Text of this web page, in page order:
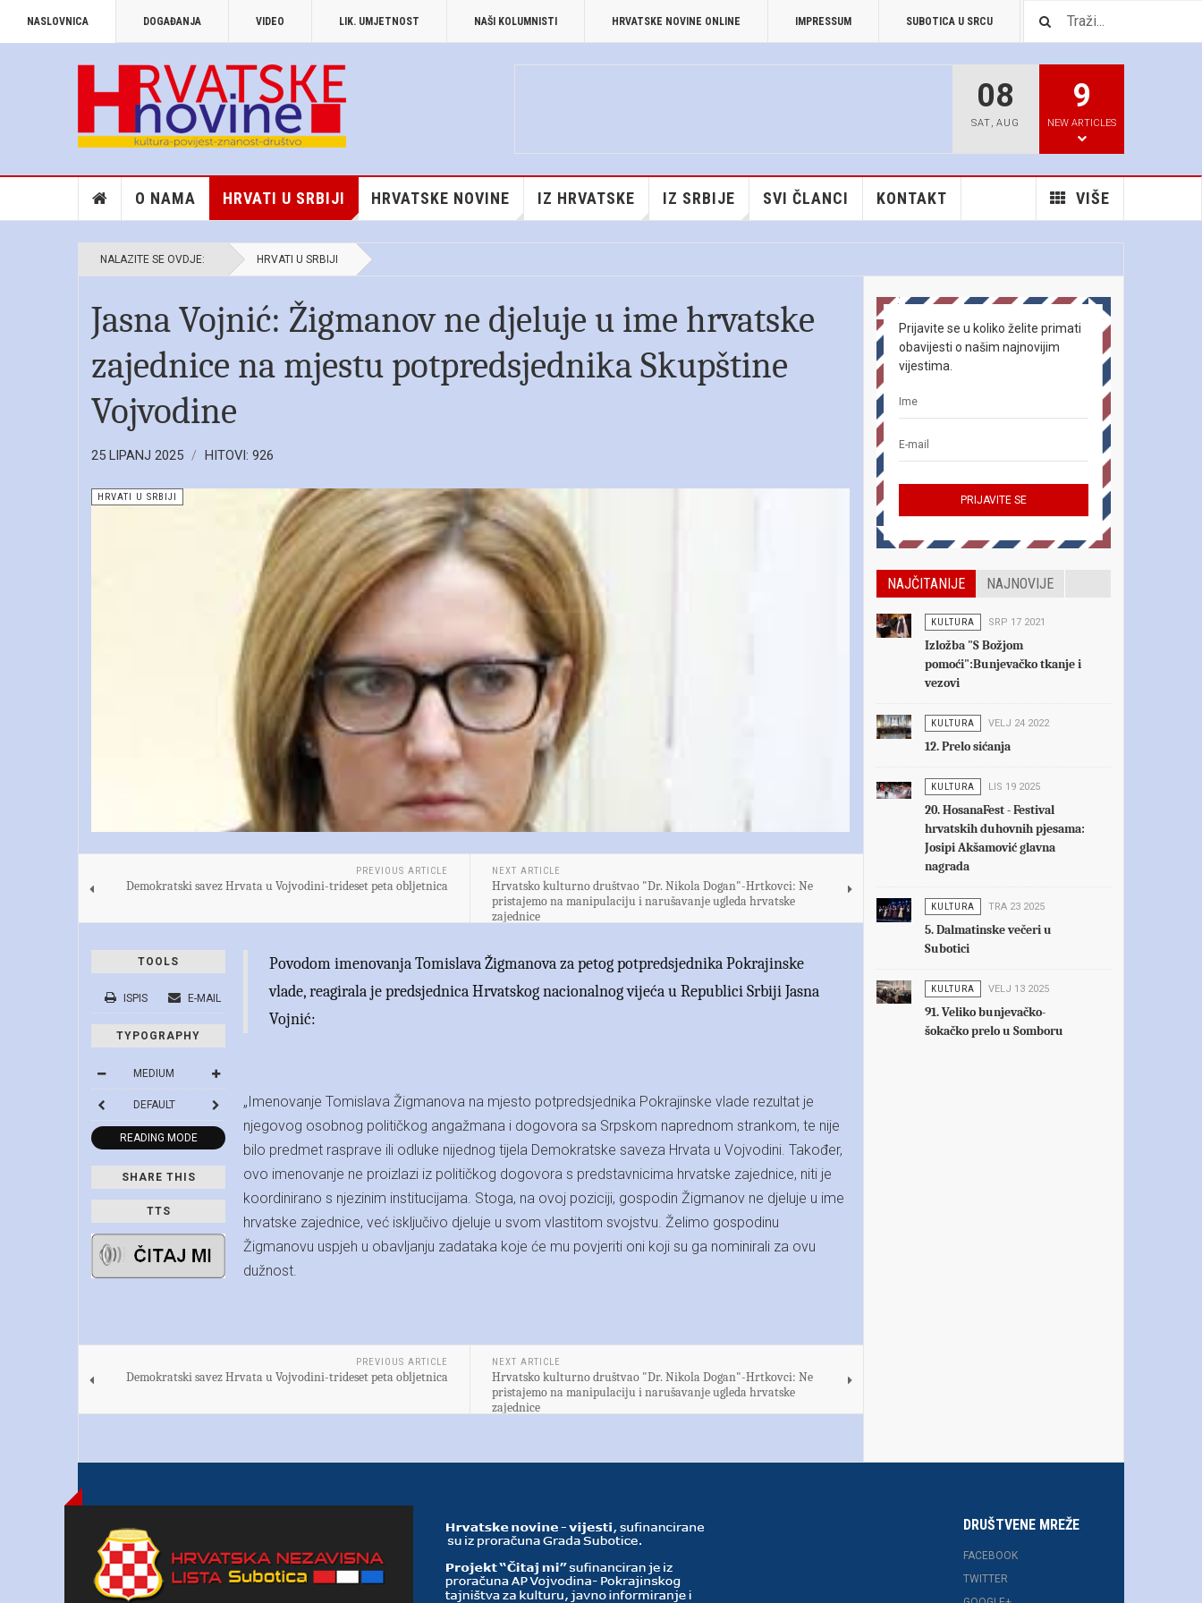
NASLOVNICA DOGAĐANJA VIDEO LIK. UMJETNOST NAŠI KOLUMNISTI HRVATSKE NOVINE ONLINE IMPRESSUM SUBOTICA U SRCU PREUZIMANJA
08
SAT, AUG
9
NEW ARTICLES
O NAMA HRVATI U SRBIJI HRVATSKE NOVINE IZ HRVATSKE IZ SRBIJE SVI ČLANCI VIŠE
KONTAKT
NALAZITE SE OVDJE: HRVATI U SRBIJI
Jasna Vojnić: Žigmanov ne djeluje u ime hrvatske
zajednice na mjestu potpredsjednika Skupštine
Vojvodine
25 LIPANJ 2025 HITOVI: 926
HRVATI U SRBIJI
PREVIOUS ARTICLE
Demokratski savez Hrvata u Vojvodini-trideset peta obljetnica
NEXT ARTICLE
Hrvatsko kulturno društvao "Dr. Nikola Dogan"-Hrtkovci: Ne
pristajemo na manipulaciju i narušavanje ugleda hrvatske
zajednice
TOOLS
ISPIS E-MAIL
TYPOGRAPHY
MEDIUM
DEFAULT
READING MODE
SHARE THIS
TTS
Povodom imenovanja Tomislava Žigmanova za petog potpredsjednika Pokrajinske
vlade, reagirala je predsjednica Hrvatskog nacionalnog vijeća u Republici Srbiji Jasna
Vojnić:
„Imenovanje Tomislava Žigmanova na mjesto potpredsjednika Pokrajinske vlade rezultat je
njegovog osobnog političkog angažmana i dogovora sa Srpskom naprednom strankom, te nije
bilo predmet rasprave ili odluke nijednog tijela Demokratske saveza Hrvata u Vojvodini. Također,
ovo imenovanje ne proizlazi iz političkog dogovora s predstavnicima hrvatske zajednice, niti je
koordinirano s njezinim institucijama. Stoga, na ovoj poziciji, gospodin Žigmanov ne djeluje u ime
hrvatske zajednice, već isključivo djeluje u svom vlastitom svojstvu. Želimo gospodinu
Žigmanovu uspjeh u obavljanju zadataka koje će mu povjeriti oni koji su ga nominirali za ovu
dužnost.
PREVIOUS ARTICLE
Demokratski savez Hrvata u Vojvodini-trideset peta obljetnica
NEXT ARTICLE
Hrvatsko kulturno društvao "Dr. Nikola Dogan"-Hrtkovci: Ne
pristajemo na manipulaciju i narušavanje ugleda hrvatske
zajednice
Prijavite se u koliko želite primati
obavijesti o našim najnovijim
vijestima.
NAJČITANIJE NAJNOVIJE
KULTURA SRP 17 2021
Izložba "S Božjom
pomoći":Bunjevačko tkanje i
vezovi
KULTURA VELJ 24 2022
12. Prelo sićanja
KULTURA LIS 19 2025
20. HosanaFest - Festival
hrvatskih duhovnih pjesama:
Josipi Akšamović glavna
nagrada
KULTURA TRA 23 2025
5. Dalmatinske večeri u
Subotici
KULTURA VELJ 13 2025
91. Veliko bunjevačko-
šokačko prelo u Somboru
DRUŠTVENE MREŽE
FACEBOOK
TWITTER